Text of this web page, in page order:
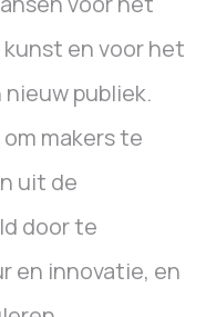
en voor het
publiek.
makers te
uit de
door te
en innovatie, en